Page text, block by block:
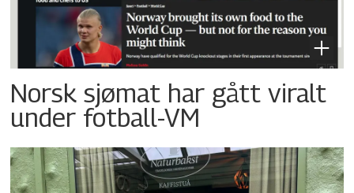
Norsk sjømat har gått viralt
under fotball-VM